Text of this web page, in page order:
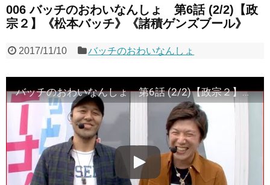
006 バッチのおわいなんしょ 第6話 (2/2)【政
宗２】《松本バッチ》《諸積ゲンズブール》
2017/11/10 バッチのおわいなんしょ
バッチのおわいなんしょ 第6話 (2/2)【政宗２】《松本バッチ》《諸積ゲンズブール》[ジャンバリ.TV][パチスロ][スロット]